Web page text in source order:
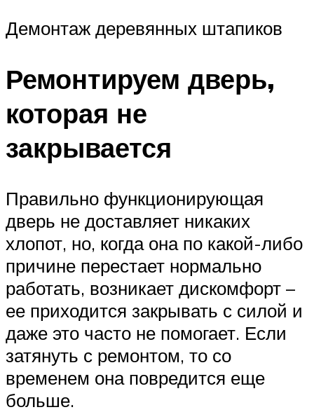
Демонтаж деревянных штапиков
Ремонтируем дверь,
которая не
закрывается
Правильно функционирующая
дверь не доставляет никаких
хлопот, но, когда она по какой-либо
причине перестает нормально
работать, возникает дискомфорт –
ее приходится закрывать с силой и
даже это часто не помогает. Если
затянуть с ремонтом, то со
временем она повредится еще
больше.